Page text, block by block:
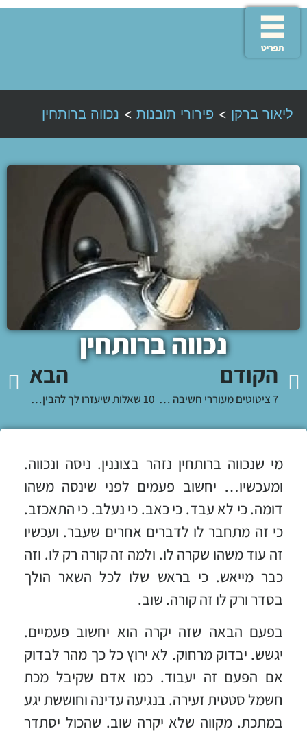
ליאור ברקן > פירורי תובנות > נכווה ברותחין
נכווה ברותחין
הקודם
7 ציטוטים מעוררי חשיבה לסופ"ש
הבא
10 שאלות שיעזרו לך להבין אם העסק שלך יצליח או לא
מי שנכווה ברותחין נזהר בצוננין. ניסה ונכווה.
ומעכשיו… יחשוב פעמים לפני שינסה משהו
דומה. כי לא עבד. כי כאב. כי נעלב. כי התאכזב.
כי זה מתחבר לו לדברים אחרים שעבר. ועכשיו
זה עוד משהו שקרה לו. ולמה זה קורה רק לו. וזה
כבר מייאש. כי בראש שלו לכל השאר הולך
בסדר ורק לו זה קורה. שוב.
בפעם הבאה שזה יקרה הוא יחשוב פעמיים.
יגשש. יבדוק מרחוק. לא ירוץ כל כך מהר לבדוק
אם הפעם זה יעבוד. כמו אדם שקיבל מכת
חשמל סטטית זעירה. בנגיעה עדינה וחוששת יגע
במתכת. מקווה שלא יקרה שוב. שהכול יסתדר